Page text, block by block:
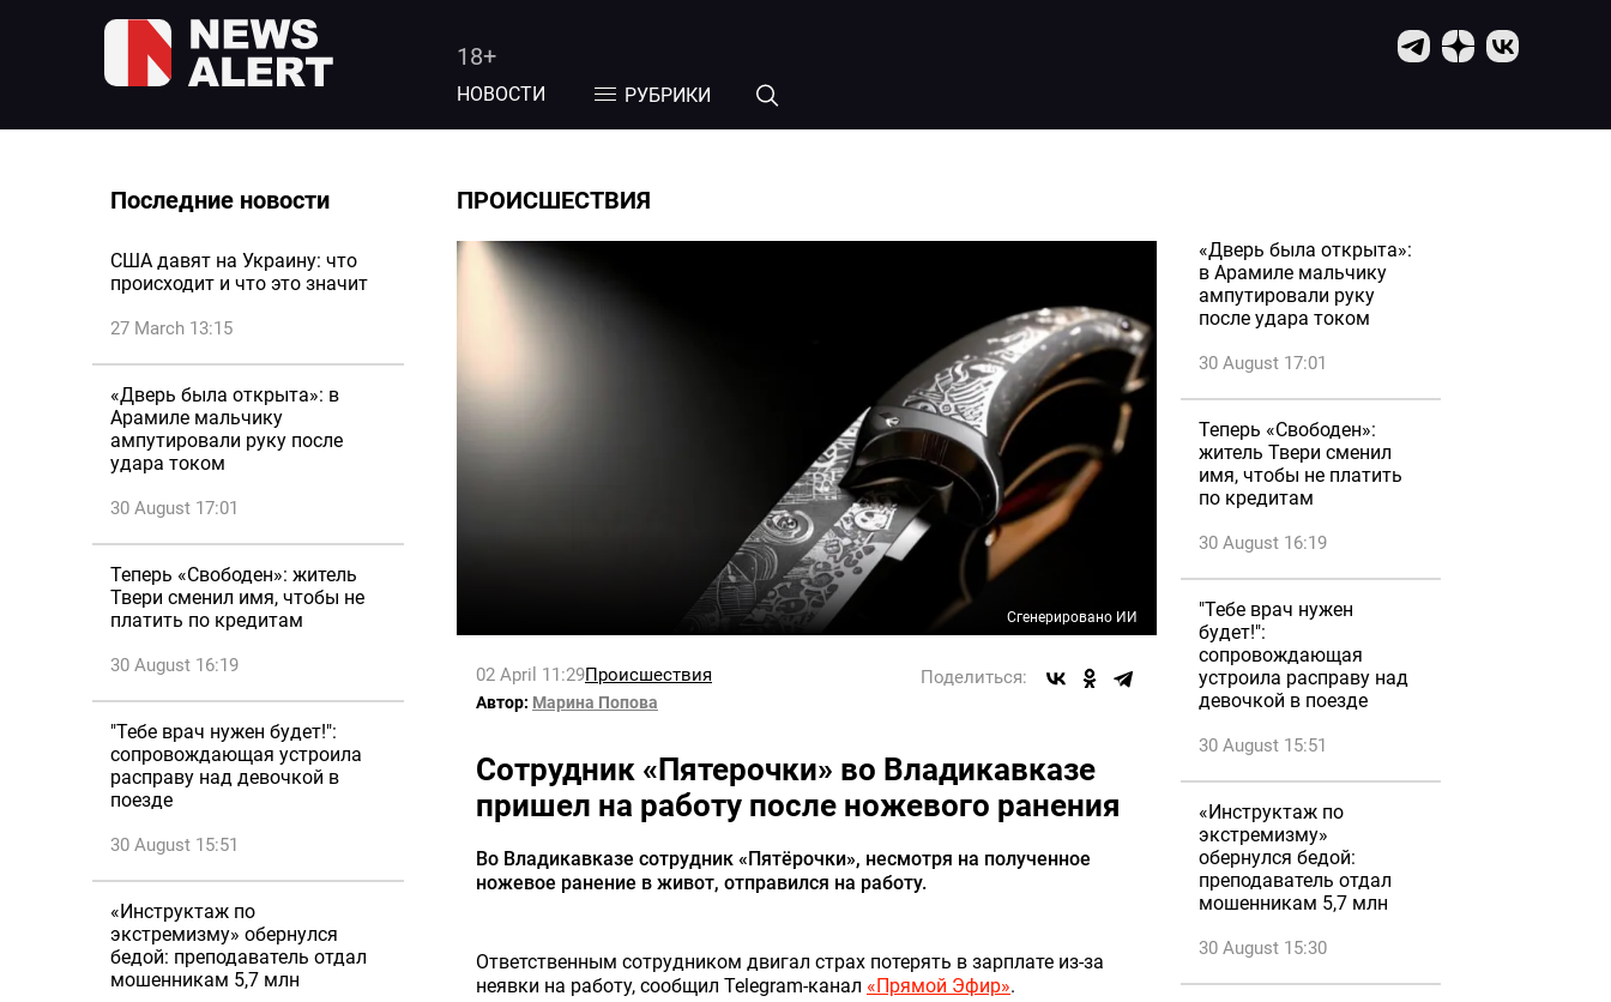
18+
НОВОСТИ РУБРИКИ
Последние новости
США давят на Украину: что
происходит и что это значит
27 March 13:15
«Дверь была открыта»: в
Арамиле мальчику
ампутировали руку после
удара током
30 August 17:01
Теперь «Свободен»: житель
Твери сменил имя, чтобы не
платить по кредитам
30 August 16:19
"Тебе врач нужен будет!":
сопровождающая устроила
расправу над девочкой в
поезде
30 August 15:51
«Инструктаж по
экстремизму» обернулся
бедой: преподаватель отдал
мошенникам 5,7 млн
ПРОИСШЕСТВИЯ
Сгенерировано ИИ
02 April 11:29Происшествия Поделиться:
Автор: Марина Попова
Сотрудник «Пятерочки» во Владикавказе
пришел на работу после ножевого ранения
Во Владикавказе сотрудник «Пятёрочки», несмотря на полученное
ножевое ранение в живот, отправился на работу.
Ответственным сотрудником двигал страх потерять в зарплате из-за
неявки на работу, сообщил Telegram-канал «Прямой Эфир».
«Дверь была открыта»:
в Арамиле мальчику
ампутировали руку
после удара током
30 August 17:01
Теперь «Свободен»:
житель Твери сменил
имя, чтобы не платить
по кредитам
30 August 16:19
"Тебе врач нужен
будет!":
сопровождающая
устроила расправу над
девочкой в поезде
30 August 15:51
«Инструктаж по
экстремизму»
обернулся бедой:
преподаватель отдал
мошенникам 5,7 млн
30 August 15:30